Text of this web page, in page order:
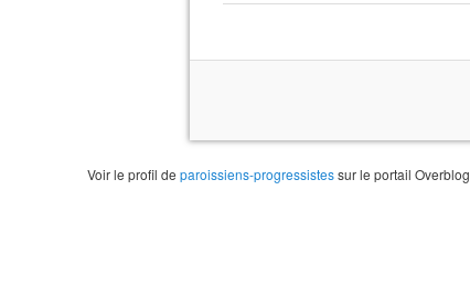
Voir le profil de paroissiens-progressistessur le portail Overblog